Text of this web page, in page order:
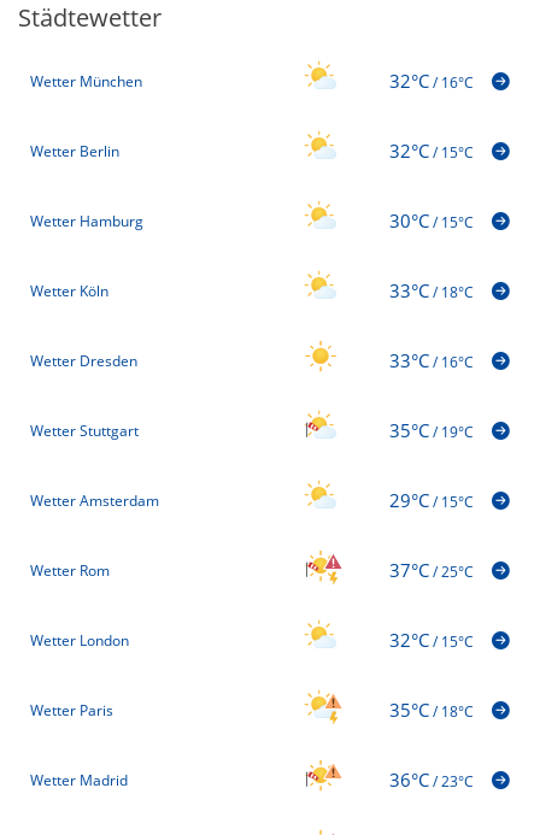
Städtewetter
Wetter München 32°C/16°C
Wetter Berlin 32°C/15°C
Wetter Hamburg 30°C/15°C
Wetter Köln 33°C/18°C
Wetter Dresden 33°C/16°C
Wetter Stuttgart 35°C/19°C
Wetter Amsterdam 29°C/15°C
Wetter Rom 37°C/25°C
Wetter London 32°C/15°C
Wetter Paris 35°C/18°C
Wetter Madrid 36°C/23°C